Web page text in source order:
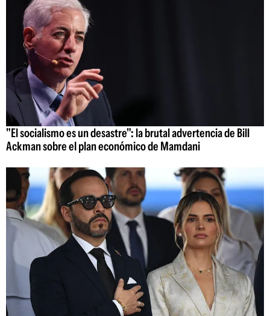
"El socialismo es un desastre": la brutal advertencia de Bill
Ackman sobre el plan económico de Mamdani